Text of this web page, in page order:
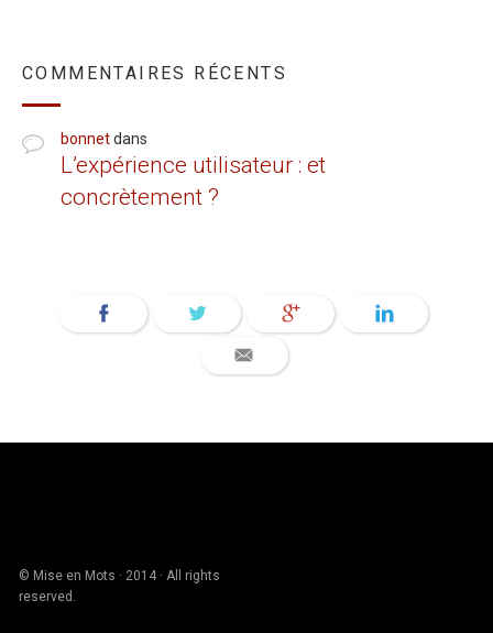
COMMENTAIRES RÉCENTS
bonnetdans
L’expérience utilisateur : et
concrètement ?
© Mise en Mots · 2014 · All rights
reserved.